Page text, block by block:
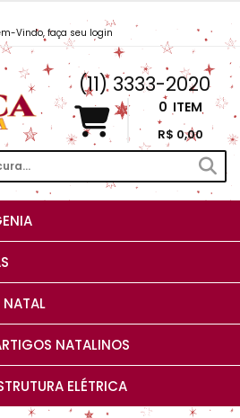
Vindo, faça seu login
(11) 3333-2020
0 ITEM
R$ 0,00
NATAL
NATALINOS
ELÉTRICA